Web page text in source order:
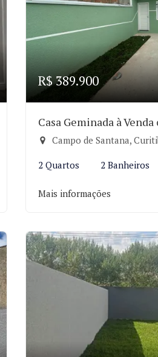
R$ 389.900
Casa Geminada à
Campo de Santana,
2 Quartos 2 Banheiros
Mais informações